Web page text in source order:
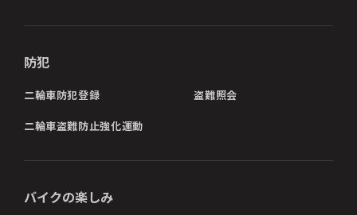
防犯
二輪車防犯登録 盗難照会
二輪車盗難防止強化運動
バイクの楽しみ